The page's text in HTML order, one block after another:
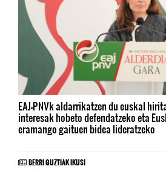
EAJ-PNVk aldarrikatzen du euskal
interesak hobeto defendatzeko eta
eramango gaituen bidea lideratzeko
BERRI GUZTIAK IKUSI